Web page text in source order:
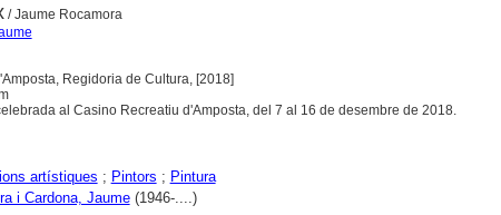
/ Jaume Rocamora
Regidoria de Cultura, [2018]
al Casino Recreatiu d'Amposta, del 7 al 16 de desembre de 2018.
artístiques ; Pintors ; Pintura
i Cardona, Jaume(1946-....)